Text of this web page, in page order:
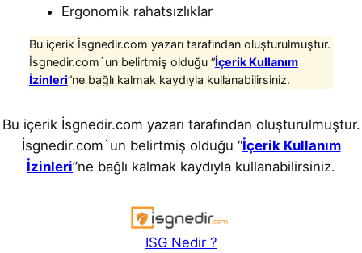
Ergonomik rahatsızlıklar
Bu içerik İsgnedir.com yazarı tarafından oluşturulmuştur.
İsgnedir.com`un belirtmiş olduğu “İçerik Kullanım
İzinleri”ne bağlı kalmak kaydıyla kullanabilirsiniz.
Bu içerik İsgnedir.com yazarı tarafından oluşturulmuştur.
İsgnedir.com`un belirtmiş olduğu “İçerik Kullanım
İzinleri”ne bağlı kalmak kaydıyla kullanabilirsiniz.
ISG Nedir ?